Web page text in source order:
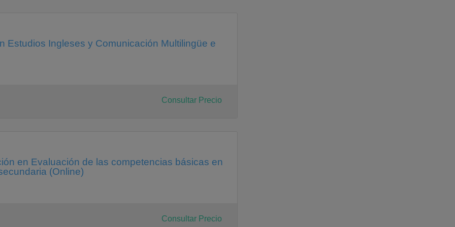
Estudios Ingleses y Comunicación Multilingüe e
Consultar Precio
en Evaluación de las competencias básicas en
(Online)
Consultar Precio